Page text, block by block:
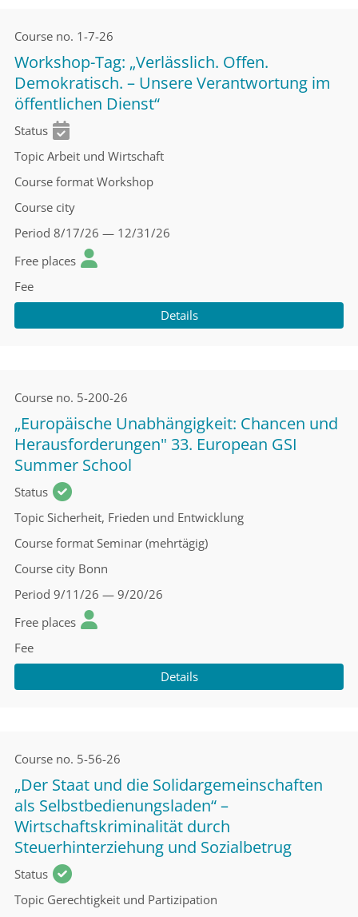
Course no. 1-7-26
Workshop-Tag: „Verlässlich. Offen.
Demokratisch. – Unsere Verantwortung im
öffentlichen Dienst“
Status
Topic Arbeit und Wirtschaft
Course format Workshop
Course city
Period 8/17/26 — 12/31/26
Free places
Fee
Details
Course no. 5-200-26
„Europäische Unabhängigkeit: Chancen und
Herausforderungen" 33. European GSI
Summer School
Status
Topic Sicherheit, Frieden und Entwicklung
Course format Seminar (mehrtägig)
Course city Bonn
Period 9/11/26 — 9/20/26
Free places
Fee
Details
Course no. 5-56-26
„Der Staat und die Solidargemeinschaften
als Selbstbedienungsladen“ –
Wirtschaftskriminalität durch
Steuerhinterziehung und Sozialbetrug
Status
Topic Gerechtigkeit und Partizipation